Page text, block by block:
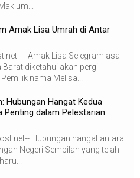
Amak Lisa Umrah di Antar
--- Amak Lisa Selegram asal
diketahui akan pergi
nama Melisa...
Hubungan Hangat Kedua
Penting dalam Pelestarian
Hubungan hangat antara
Negeri Sembilan yang telah